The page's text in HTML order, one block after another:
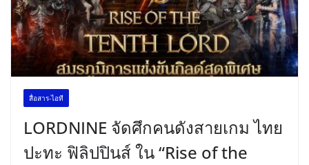
สื่อสาร-ไอที
LORDNINE จัดศึกคนดังสายเกม ไทย
ปะทะ ฟิลิปปินส์ ใน “Rise of the